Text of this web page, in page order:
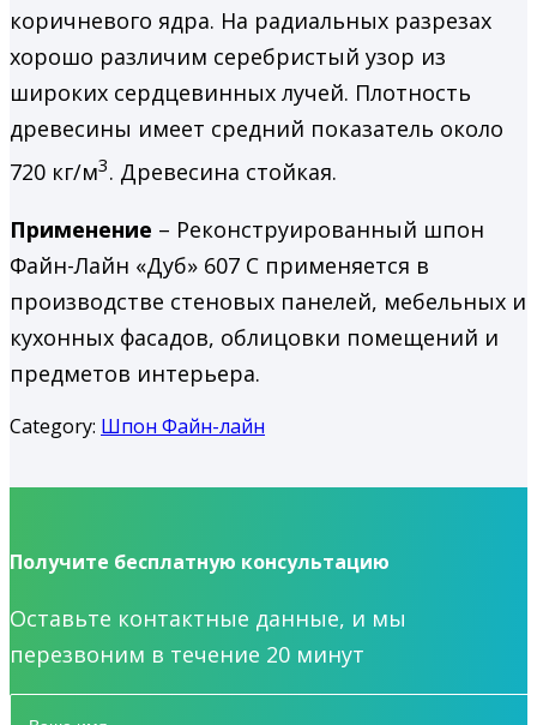
коричневого ядра. На радиаль­ных разрезах
хорошо различим серебристый узор из
широких сердцевинных лучей. Плотность
древесины имеет средний показатель около
720 кг/м3. Древесина стойкая.
Применение – Реконструированный шпон
Файн-Лайн «Дуб» 607 C применяется в
производстве стеновых панелей, мебельных и
кухонных фасадов, облицовки помещений и
предметов интерьера.
Category: Шпон Файн-лайн
Получите бесплатную консультацию
Оставьте контактные данные, и мы
перезвоним в течение 20 минут